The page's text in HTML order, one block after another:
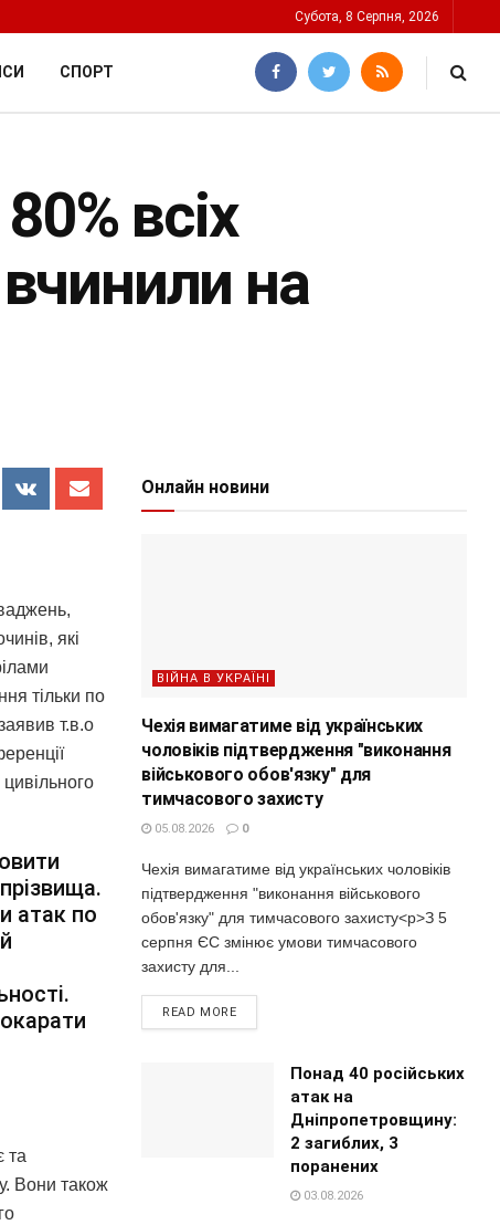
Субота, 8 Серпня, 2026
СПОРТ
всіх
вчинили на
які
тільки по
т.в.о
атак по
та
Вони також
Онлайн новини
ВІЙНА В УКРАЇНІ
Чехія вимагатиме від українських
чоловіків підтвердження "виконання
військового обов'язку" для
тимчасового захисту
05.08.2026 0
Чехія вимагатиме від українських чоловіків
підтвердження "виконання військового
обов'язку" для тимчасового захисту<p>З 5
серпня ЄС змінює умови тимчасового
захисту для...
READ MORE
Понад 40 російських
атак на
Дніпропетровщину:
2 загиблих, 3
поранених
03.08.2026